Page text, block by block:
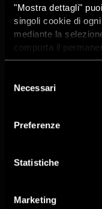
"Mostra dettagli"
singoli cookie di
mediante la
comporta il
dunque la
dei cookie attivi sul
delNecessari
Preferenze
Statistiche
Marketing
Usa,
Corte di
22 Gennaio 2014